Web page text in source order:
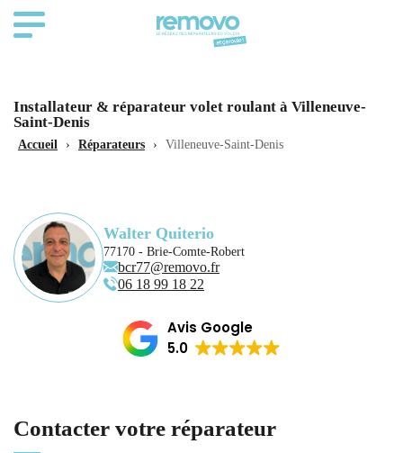
Installateur & réparateur volet roulant à Villeneuve-
Saint-Denis
Accueil › Réparateurs › Villeneuve-Saint-Denis
Walter Quiterio
77170 - Brie-Comte-Robert
bcr77@removo.fr
06 18 99 18 22
Avis Google
5.0
Contacter votre réparateur